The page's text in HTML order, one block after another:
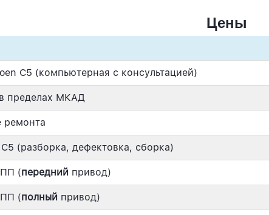
Цены
C5 (компьютерная с консультацией)
пределах МКАД
ремонта
(разборка, дефектовка, сборка)
(передний привод)
(полный привод)